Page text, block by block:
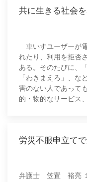
共に生きる社
車いすユーザーが
れたり、利用を拒否
ある。そのたびに、
「わきまえろ」、
害のない人であって
的・物的なサービス
労災不服申立
弁護士 笠置 裕亮